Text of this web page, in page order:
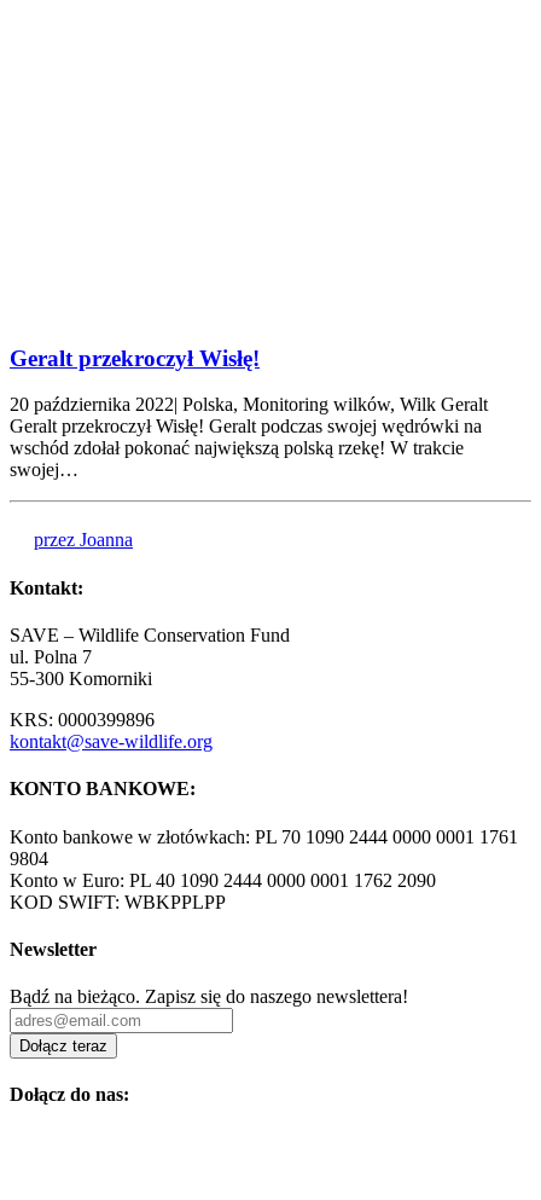
Geralt przekroczył Wisłę!
20 października 2022| Polska, Monitoring wilków, Wilk Geralt
Geralt przekroczył Wisłę! Geralt podczas swojej wędrówki na
wschód zdołał pokonać największą polską rzekę! W trakcie
swojej…
przez Joanna
Kontakt:
SAVE – Wildlife Conservation Fund
ul. Polna 7
55-300 Komorniki
KRS: 0000399896
kontakt@save-wildlife.org
KONTO BANKOWE:
Konto bankowe w złotówkach: PL 70 1090 2444 0000 0001 1761
9804
Konto w Euro: PL 40 1090 2444 0000 0001 1762 2090
KOD SWIFT: WBKPPLPP
Newsletter
Bądź na bieżąco. Zapisz się do naszego newslettera!
Dołącz teraz
Dołącz do nas: